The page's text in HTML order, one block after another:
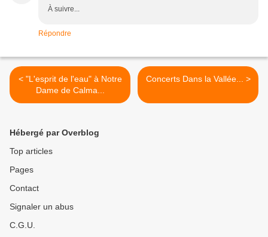
À suivre...
Répondre
< "L'esprit de l'eau" à Notre
Dame de Calma...
Concerts Dans la Vallée... >
Hébergé par Overblog
Top articles
Pages
Contact
Signaler un abus
C.G.U.